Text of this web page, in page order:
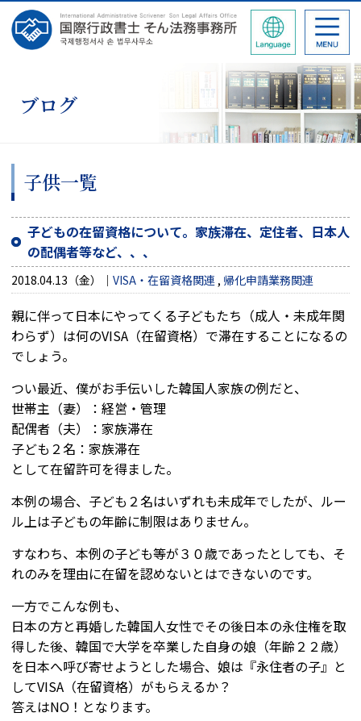
ブログ
子供一覧
子どもの在留資格について。家族滞在、定住者、日本人
の配偶者等など、、、
2018.04.13（金） VISA・在留資格関連 , 帰化申請業務関連
親に伴って日本にやってくる子どもたち（成人・未成年関
わらず）は何のVISA（在留資格）で滞在することになるの
でしょう。
つい最近、僕がお手伝いした韓国人家族の例だと、
世帯主（妻）：経営・管理
配偶者（夫）：家族滞在
子ども２名：家族滞在
として在留許可を得ました。
本例の場合、子ども２名はいずれも未成年でしたが、ルー
ル上は子どもの年齢に制限はありません。
すなわち、本例の子ども等が３０歳であったとしても、そ
れのみを理由に在留を認めないとはできないのです。
一方でこんな例も、
日本の方と再婚した韓国人女性でその後日本の永住権を取
得した後、韓国で大学を卒業した自身の娘（年齢２２歳）
を日本へ呼び寄せようとした場合、娘は『永住者の子』と
してVISA（在留資格）がもらえるか？
答えはNO！となります。